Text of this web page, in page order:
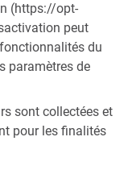
(https://opt-
peut
du
paramètres de
sont collectées et
pour les finalités